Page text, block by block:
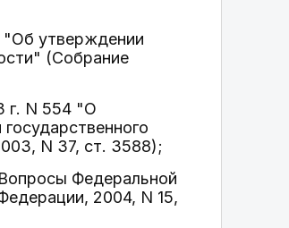
"Об утверждении
(Собрание
г. N 554 "О
N 37, ст. 3588);
Федеральной
2004, N 15,